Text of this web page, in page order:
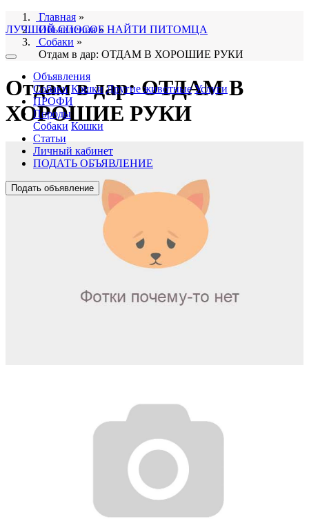
ЛУЧШИЙ СПОСОБ НАЙТИ ПИТОМЦА
Объявления
Собаки Кошки Другие животные Услуги
ПРОФИ
Породы
Собаки Кошки
Статьи
Личный кабинет
ПОДАТЬ ОБЪЯВЛЕНИЕ
Подать объявление
Главная »
Объявления»
Собаки »
Отдам в дар: ОТДАМ В ХОРОШИЕ РУКИ
Отдам в дар: ОТДАМ В
ХОРОШИЕ РУКИ